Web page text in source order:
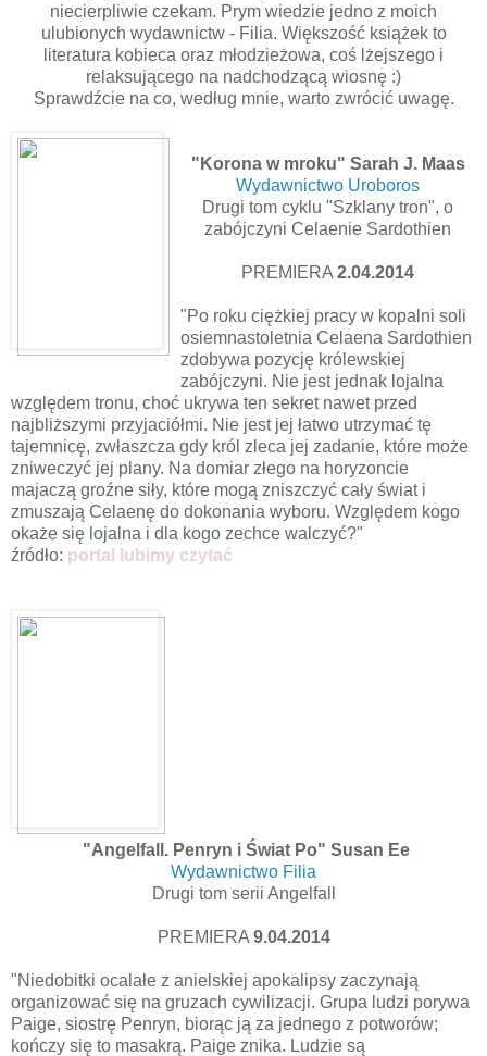
niecierpliwie czekam. Prym wiedzie jedno z moich
ulubionych wydawnictw - Filia. Większość książek to
literatura kobieca oraz młodzieżowa, coś lżejszego i
relaksującego na nadchodzącą wiosnę :)
Sprawdźcie na co, według mnie, warto zwrócić uwagę.
"Korona w mroku" Sarah J. Maas
Wydawnictwo Uroboros
Drugi tom cyklu "Szklany tron", o
zabójczyni Celaenie Sardothien
PREMIERA2.04.2014
"Po roku ciężkiej pracy w kopalni soli
osiemnastoletnia Celaena Sardothien
zdobywa pozycję królewskiej
zabójczyni. Nie jest jednak lojalna
względem tronu, choć ukrywa ten sekret nawet przed
najbliższymi przyjaciółmi. Nie jest jej łatwo utrzymać tę
tajemnicę, zwłaszcza gdy król zleca jej zadanie, które może
zniweczyć jej plany. Na domiar złego na horyzoncie
majaczą groźne siły, które mogą zniszczyć cały świat i
zmuszają Celaenę do dokonania wyboru. Względem kogo
okaże się lojalna i dla kogo zechce walczyć?"
źródło: portal lubimy czytać
"Angelfall. Penryn i Świat Po" Susan Ee
Wydawnictwo Filia
Drugi tom serii Angelfall
PREMIERA 9.04.2014
"Niedobitki ocalałe z anielskiej apokalipsy zaczynają
organizować się na gruzach cywilizacji. Grupa ludzi porywa
Paige, siostrę Penryn, biorąc ją za jednego z potworów;
kończy się to masakrą. Paige znika. Ludzie są